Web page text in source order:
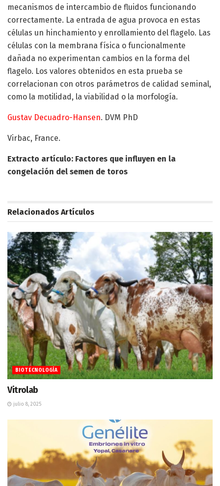
mecanismos de intercambio de fluidos funcionando
correctamente. La entrada de agua provoca en estas
células un hinchamiento y enrollamiento del flagelo. Las
células con la membrana física o funcionalmente
dañada no experimentan cambios en la forma del
flagelo. Los valores obtenidos en esta prueba se
correlacionan con otros parámetros de calidad seminal,
como la motilidad, la viabilidad o la morfología.
Gustav Decuadro-Hansen. DVM PhD
Virbac, France.
Extracto artículo: Factores que influyen en la
congelación del semen de toros
Relacionados Artículos
BIOTECNOLOGÍA
Vitrolab
julio 8, 2025